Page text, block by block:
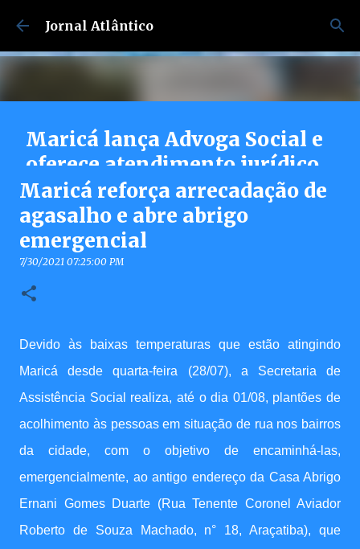
Pular para o conteúdo principal
Jornal Atlântico
Maricá lança Advoga Social e
oferece atendimento jurídico
gratuito e online 24h para
moradores
7/30/2026 04:53:00 PM
0
Maricá reforça arrecadação de
agasalho e abre abrigo
emergencial
7/30/2021 07:25:00 PM
Devido às baixas temperaturas que estão atingindo
Maricá desde quarta-feira (28/07), a Secretaria de
Assistência Social realiza, até o dia 01/08, plantões de
acolhimento às pessoas em situação de rua nos bairros
da cidade, com o objetivo de encaminhá-las,
emergencialmente, ao antigo endereço da Casa Abrigo
Ernani Gomes Duarte (Rua Tenente Coronel Aviador
Roberto de Souza Machado, n° 18, Araçatiba), que